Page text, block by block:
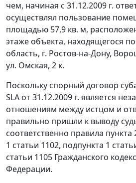
чем, начиная с 31.12.2009 г.
осуществлял пользование
площадью 57,9 кв. м,
этаже объекта, находящегося
область, г. Ростов-на-Дону,
ул. Омская, 2 к.
Поскольку спорный договор
SLA от 31.12.2009 г. является
отношениям между истцом и
правильно пришли к выводу
соответственно правила пункта
1 статьи 1102, подпункта 1
статьи 1105 Гражданского
Федерации.